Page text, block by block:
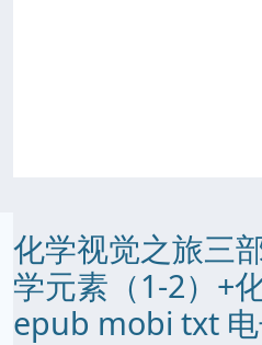
化学视觉之旅三
学元素（1-2）+
epub mobi txt